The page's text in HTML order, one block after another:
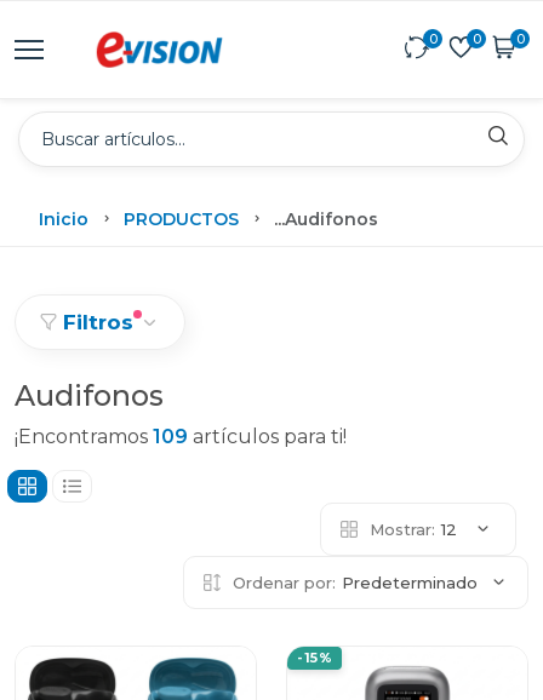
0 0 0
Inicio PRODUCTOS ...Audifonos
Filtros
Audifonos
¡Encontramos 109 artículos para ti!
Mostrar: 12
Ordenar por: Predeterminado
-15%